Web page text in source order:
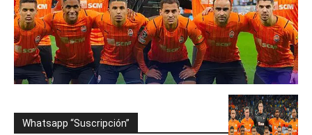
Whatsapp “Suscripción”